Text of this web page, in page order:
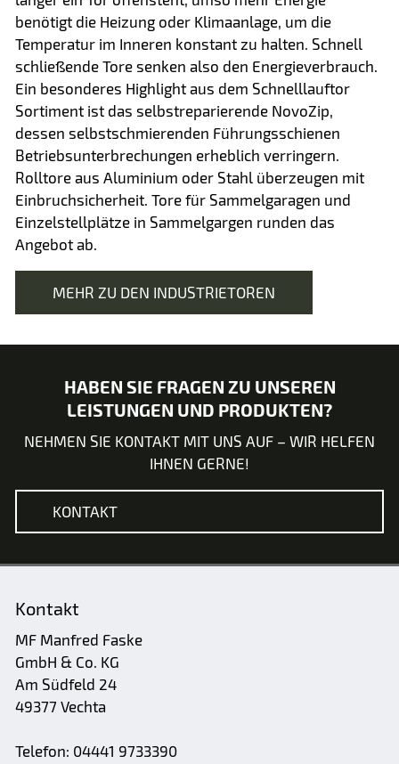
benötigt die Heizung oder Klimaanlage, um die
Temperatur im Inneren konstant zu halten. Schnell
schließende Tore senken also den Energieverbrauch.
Ein besonderes Highlight aus dem Schnelllauftor
Sortiment ist das selbstreparierende NovoZip,
dessen selbstschmierenden Führungsschienen
Betriebsunterbrechungen erheblich verringern.
Rolltore aus Aluminium oder Stahl überzeugen mit
Einbruchsicherheit. Tore für Sammelgaragen und
Einzelstellplätze in Sammelgargen runden das
Angebot ab.
MEHR ZU DEN INDUSTRIETOREN
HABEN SIE FRAGEN ZU UNSEREN
LEISTUNGEN UND PRODUKTEN?
NEHMEN SIE KONTAKT MIT UNS AUF – WIR HELFEN
IHNEN GERNE!
KONTAKT
Kontakt
MF Manfred Faske
GmbH & Co. KG
Am Südfeld 24
49377 Vechta
Telefon: 04441 9733390